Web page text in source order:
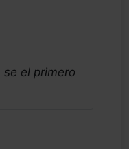
el primero